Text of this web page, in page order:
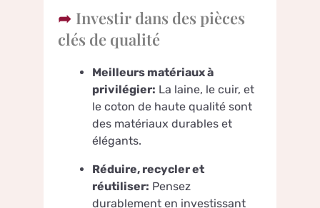
Investir dans des pièces
clés de qualité
Meilleurs matériaux à
privilégier: La laine, le cuir, et
le coton de haute qualité sont
des matériaux durables et
élégants.
Réduire, recycler et
réutiliser: Pensez
durablement en investissant